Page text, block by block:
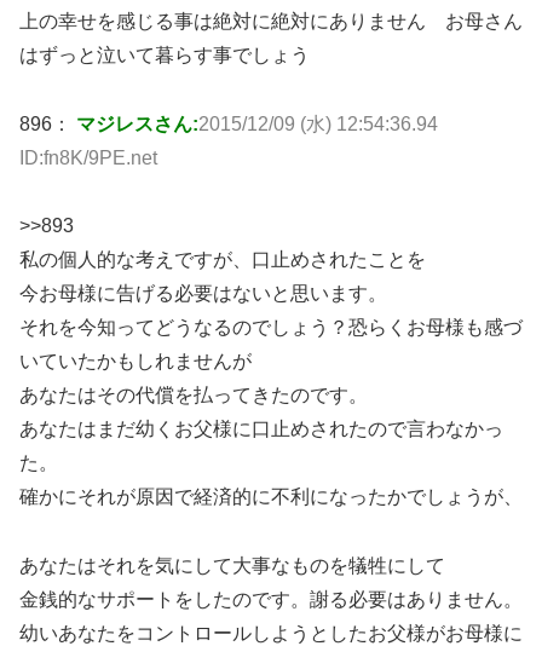
上の幸せを感じる事は絶対に絶対にありません お母さん
はずっと泣いて暮らす事でしょう
896： マジレスさん:2015/12/09 (水) 12:54:36.94
ID:fn8K/9PE.net
>>893
私の個人的な考えですが、口止めされたことを
今お母様に告げる必要はないと思います。
それを今知ってどうなるのでしょう？恐らくお母様も感づ
いていたかもしれませんが
あなたはその代償を払ってきたのです。
あなたはまだ幼くお父様に口止めされたので言わなかっ
た。
確かにそれが原因で経済的に不利になったかでしょうが、
あなたはそれを気にして大事なものを犠牲にして
金銭的なサポートをしたのです。謝る必要はありません。
幼いあなたをコントロールしようとしたお父様がお母様に